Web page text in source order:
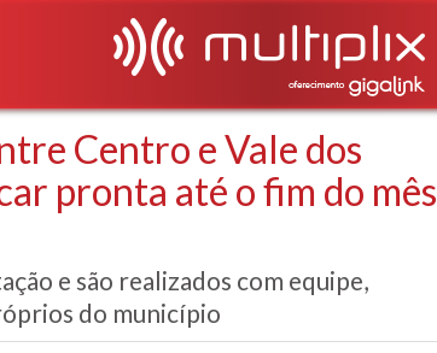
Centro e Vale dos
pronta até o fim do mês
e são realizados com equipe,
do município